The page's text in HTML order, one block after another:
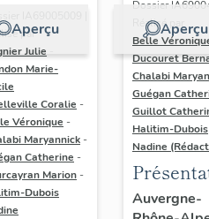
Aperçu
par
Julie
Marie-
Coralie -
Véronique -
Maryannick -
Catherine -
Marion -
Dubois
Aperçu
Dossier
Réalisé par
Belle
Ducouret
Chalabi
Guégan
Guillot
Halitim-Dubois
Nadine
du
Auvergne-